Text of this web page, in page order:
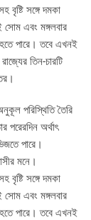
বৃষ্টি সঙ্গে দমকা
সোম এবং মঙ্গলবার
হতে পারে। তবে এখনই
তিন-চারটি
পরিস্থিতি তৈরি
অর্থাৎ
পারে।
মনে।
বৃষ্টি সঙ্গে দমকা
সোম এবং মঙ্গলবার
হতে পারে। তবে এখনই